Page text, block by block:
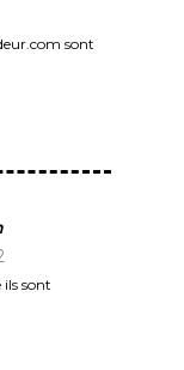
sont
sont